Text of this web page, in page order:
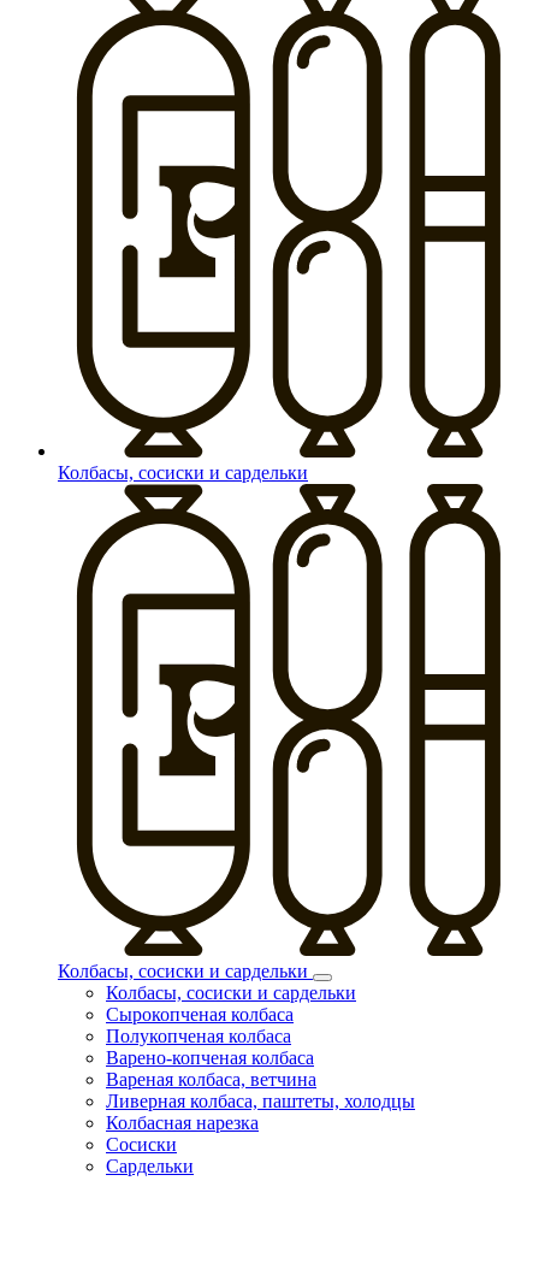
Колбасы, сосиски и сардельки
Колбасы, сосиски и сардельки
Колбасы, сосиски и сардельки
Сырокопченая колбаса
Полукопченая колбаса
Варено-копченая колбаса
Вареная колбаса, ветчина
Ливерная колбаса, паштеты, холодцы
Колбасная нарезка
Сосиски
Сардельки